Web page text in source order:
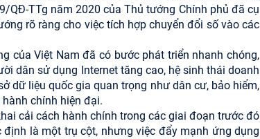
QĐ-TTg năm 2020 của Thủ tướng Chính phủ đã cụ
rõ ràng cho việc tích hợp chuyển đổi số vào các
của Việt Nam đã có bước phát triển nhanh chóng,
dân sử dụng Internet tăng cao, hệ sinh thái doanh
dữ liệu quốc gia quan trọng như dân cư, bảo hiểm,
chính hiện đại.
cải cách hành chính trong các giai đoạn trước đó
là một trụ cột, nhưng việc đẩy mạnh ứng dụng